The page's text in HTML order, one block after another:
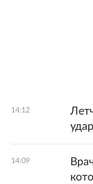
14:12
14:09